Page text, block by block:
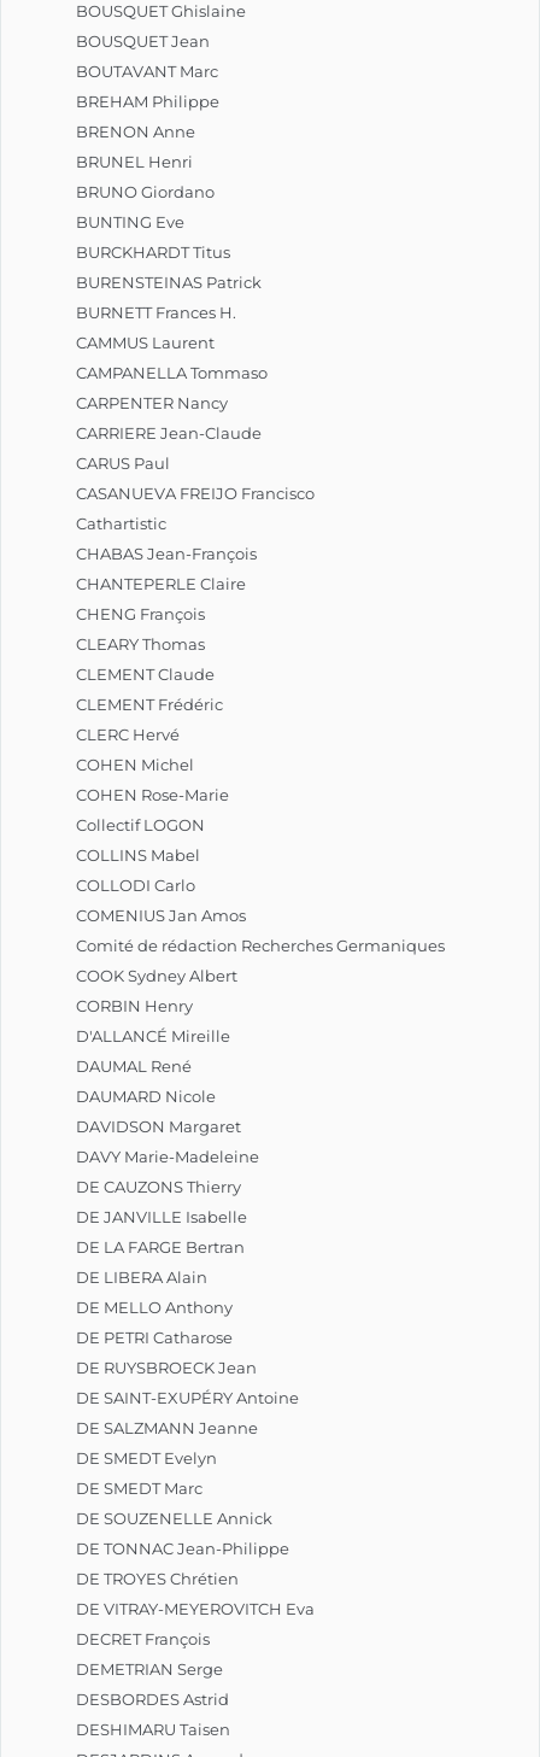
BOUSQUET Ghislaine
BOUSQUET Jean
BOUTAVANT Marc
BREHAM Philippe
BRENON Anne
BRUNEL Henri
BRUNO Giordano
BUNTING Eve
BURCKHARDT Titus
BURENSTEINAS Patrick
BURNETT Frances H.
CAMMUS Laurent
CAMPANELLA Tommaso
CARPENTER Nancy
CARRIERE Jean-Claude
CARUS Paul
CASANUEVA FREIJO Francisco
Cathartistic
CHABAS Jean-François
CHANTEPERLE Claire
CHENG François
CLEARY Thomas
CLEMENT Claude
CLEMENT Frédéric
CLERC Hervé
COHEN Michel
COHEN Rose-Marie
Collectif LOGON
COLLINS Mabel
COLLODI Carlo
COMENIUS Jan Amos
Comité de rédaction Recherches Germaniques
COOK Sydney Albert
CORBIN Henry
D'ALLANCÉ Mireille
DAUMAL René
DAUMARD Nicole
DAVIDSON Margaret
DAVY Marie-Madeleine
DE CAUZONS Thierry
DE JANVILLE Isabelle
DE LA FARGE Bertran
DE LIBERA Alain
DE MELLO Anthony
DE PETRI Catharose
DE RUYSBROECK Jean
DE SAINT-EXUPÉRY Antoine
DE SALZMANN Jeanne
DE SMEDT Evelyn
DE SMEDT Marc
DE SOUZENELLE Annick
DE TONNAC Jean-Philippe
DE TROYES Chrétien
DE VITRAY-MEYEROVITCH Eva
DECRET François
DEMETRIAN Serge
DESBORDES Astrid
DESHIMARU Taisen